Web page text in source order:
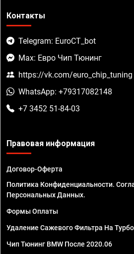
Контакты
Telegram: EuroCT_bot
Max: Евро Чип Тюнинг
https://vk.com/euro_chip_tuning
WhatsApp: +79317082148
+7 3452 51-84-03
Правовая информация
Договор-Оферта
Политика Конфиденциальности.
Персональных Данных.
Формы Оплаты
Удаление Сажевого Фильтра На
Чип Тюнинг BMW После 2020.06